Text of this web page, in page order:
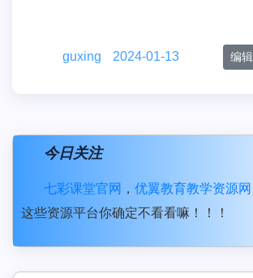
guxing 2024-01-13 编辑
今日关注
七彩课堂官网 ， 优翼教育教学资源网
这些资源平台你确定不看看嘛！！！